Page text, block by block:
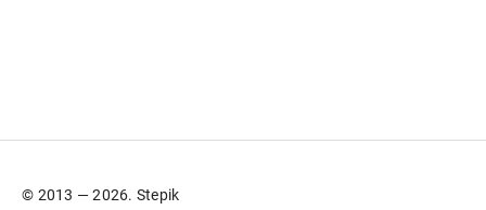
© 2013 — 2026. Stepik